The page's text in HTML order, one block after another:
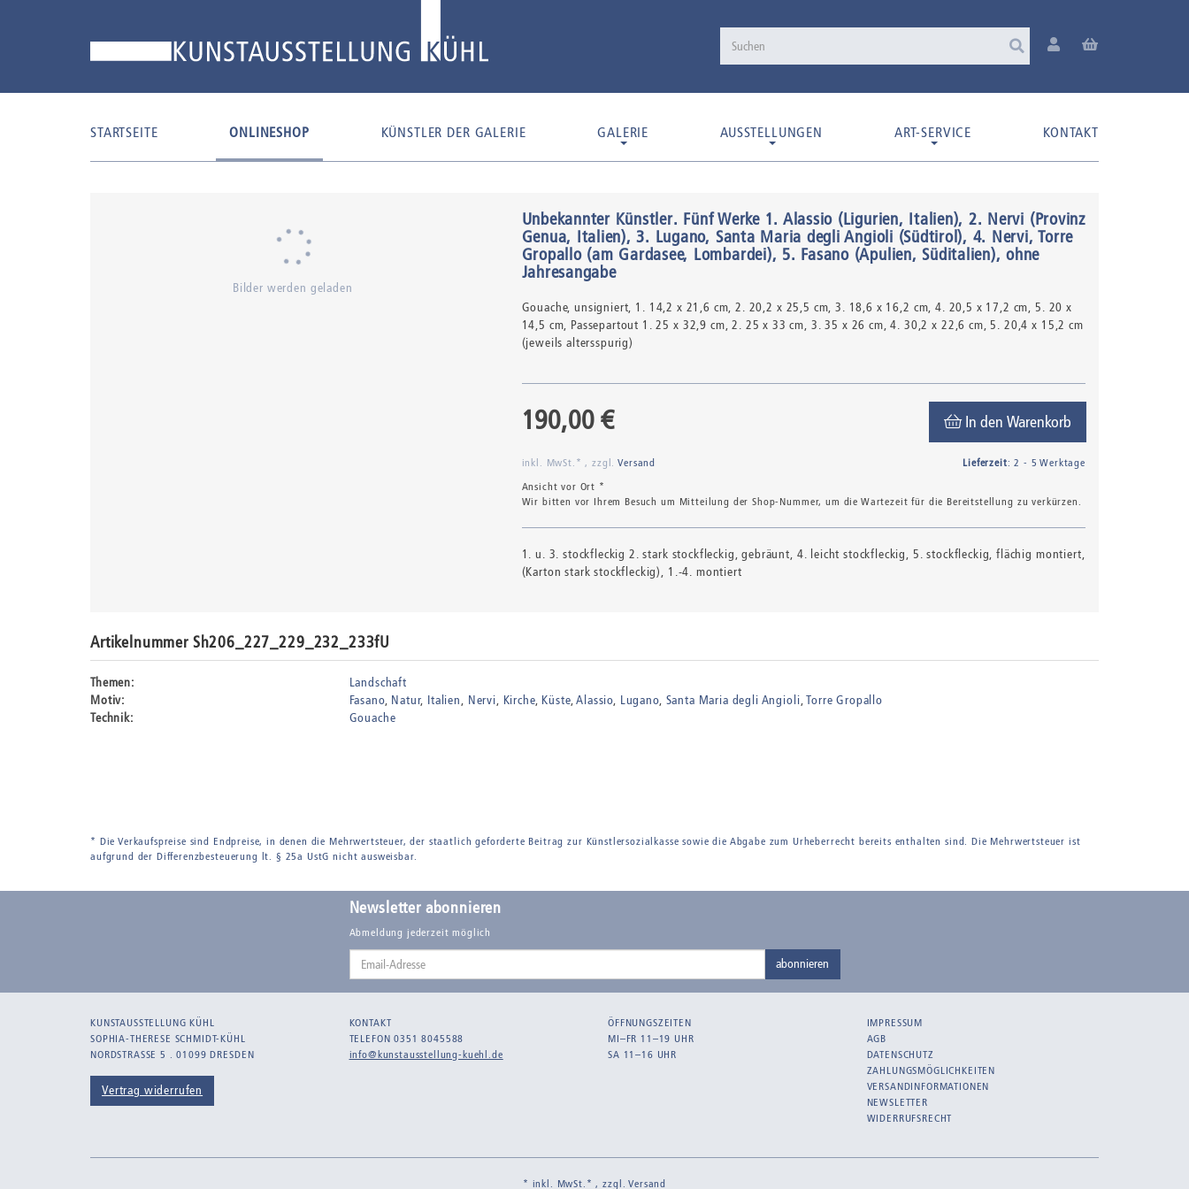
STARTSEITE ONLINESHOP KÜNSTLER DER GALERIE GALERIE AUSSTELLUNGEN ART-SERVICE KONTAKT
Bilder werden geladen
Unbekannter Künstler. Fünf Werke 1. Alassio (Ligurien, Italien), 2. Nervi (Provinz
Genua, Italien), 3. Lugano, Santa Maria degli Angioli (Südtirol), 4. Nervi, Torre
Gropallo (am Gardasee, Lombardei), 5. Fasano (Apulien, Süditalien), ohne
Jahresangabe
Gouache,unsigniert, 1. 14,2 x 21,6 cm, 2. 20,2 x 25,5 cm, 3. 18,6 x 16,2 cm, 4. 20,5 x 17,2 cm, 5. 20 x
14,5 cm, Passepartout 1. 25 x 32,9 cm, 2. 25 x 33 cm, 3. 35 x 26 cm, 4. 30,2 x 22,6 cm, 5. 20,4 x 15,2 cm
(jeweils altersspurig)
190,00 €
inkl. MwSt.* , zzgl.Versand
In den Warenkorb
Lieferzeit: 2 - 5 Werktage
Ansicht vor Ort *
Wir bitten vor Ihrem Besuch um Mitteilung der Shop-Nummer, um die Wartezeit für die Bereitstellung zu verkürzen.
1. u. 3. stockfleckig 2. stark stockfleckig, gebräunt, 4. leicht stockfleckig, 5. stockfleckig, flächig montiert,
(Karton stark stockfleckig), 1.-4. montiert
Artikelnummer Sh206_227_229_232_233fU
Themen:
Landschaft
Motiv:
Fasano Natur Italien Nervi Kirche Küste Alassio Lugano Santa Maria degli Angioli Torre Gropallo
Technik:
Gouache
* Die Verkaufspreise sind Endpreise, in denen die Mehrwertsteuer, der staatlich geforderte Beitrag zur Künstlersozialkasse sowie die Abgabe zum Urheberrecht bereits enthalten sind. Die Mehrwertsteuer ist
aufgrund der Differenzbesteuerung lt. § 25a UstG nicht ausweisbar.
Newsletter abonnieren
Abmeldung jederzeit möglich
Email-
abonnieren
KUNSTAUSSTELLUNG KÜHL
SOPHIA-THERESE SCHMIDT-KÜHL
NORDSTRASSE 5 . 01099 DRESDEN
Vertrag widerrufen
KONTAKT
TELEFON 0351 8045588
info@kunstausstellung-kuehl.de
ÖFFNUNGSZEITEN
MI–FR 11–19 UHR
SA 11–16 UHR
IMPRESSUM
AGB
DATENSCHUTZ
ZAHLUNGSMÖGLICHKEITEN
VERSANDINFORMATIONEN
NEWSLETTER
WIDERRUFSRECHT
* inkl. MwSt.* , zzgl.Versand